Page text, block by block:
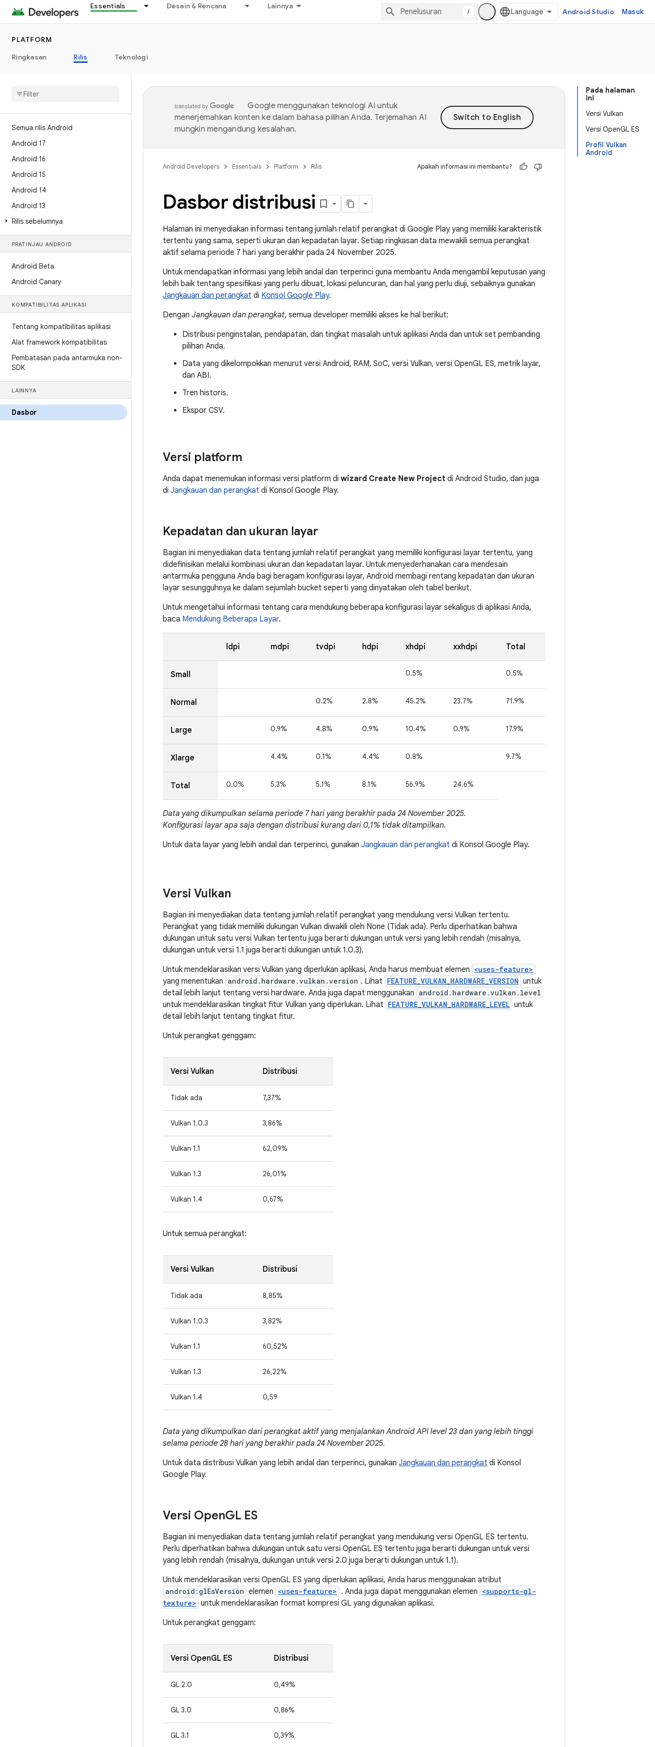
Essentials Desain & Rencana Lainnya
/ Android Studio Masuk
PLATFORM
Ringkasan
Rilis Teknologi
Semua rilis Android
Android 17
Android 16
Android 15
Android 14
Android 13
Rilis sebelumnya
PRATINJAU ANDROID
Android Beta
Android Canary
KOMPATIBILITAS APLIKASI
Tentang kompatibilitas aplikasi
Alat framework kompatibilitas
Pembatasan pada antarmuka non-
SDK
LAINNYA
Dasbor
Pada halaman
ini
Versi Vulkan
Versi OpenGL ES
Profil Vulkan
Android
Google menggunakan teknologi AI untuk
menerjemahkan konten ke dalam bahasa pilihan Anda. Terjemahan AI
mungkin mengandung kesalahan.
Android Developers Essentials Platform Rilis Apakah informasi ini membantu?
Dasbor distribusi
Halaman ini menyediakan informasi tentang jumlah relatif perangkat di Google Play yang memiliki karakteristik
tertentu yang sama, seperti ukuran dan kepadatan layar. Setiap ringkasan data mewakili semua perangkat
aktif selama periode 7 hari yang berakhir pada 24 November 2025.
Untuk mendapatkan informasi yang lebih andal dan terperinci guna membantu Anda mengambil keputusan yang
lebih baik tentang spesifikasi yang perlu dibuat, lokasi peluncuran, dan hal yang perlu diuji, sebaiknya gunakan
Jangkauan dan perangkat di Konsol Google Play.
Dengan Jangkauan dan perangkat, semua developer memiliki akses ke hal berikut:
Distribusi penginstalan, pendapatan, dan tingkat masalah untuk aplikasi Anda dan untuk set pembanding
pilihan Anda.
Data yang dikelompokkan menurut versi Android, RAM, SoC, versi Vulkan, versi OpenGL ES, metrik layar,
dan ABI.
Tren historis.
Ekspor CSV.
Versi Vulkan
Bagian ini menyediakan data tentang jumlah relatif perangkat yang mendukung versi Vulkan tertentu.
Perangkat yang tidak memiliki dukungan Vulkan diwakili oleh None (Tidak ada). Perlu diperhatikan bahwa
dukungan untuk satu versi Vulkan tertentu juga berarti dukungan untuk versi yang lebih rendah (misalnya,
dukungan untuk versi 1.1 juga berarti dukungan untuk 1.0.3).
Untuk mendeklarasikan versi Vulkan yang diperlukan aplikasi, Anda harus membuat elemen <uses-feature>
yang menentukan android.hardware.vulkan.version . Lihat FEATURE_VULKAN_HARDWARE_VERSION untuk
detail lebih lanjut tentang versi hardware. Anda juga dapat menggunakan android.hardware.vulkan.level
untuk mendeklarasikan tingkat fitur Vulkan yang diperlukan. Lihat FEATURE_VULKAN_HARDWARE_LEVEL untuk
detail lebih lanjut tentang tingkat fitur.
Untuk perangkat genggam:
Versi Vulkan Distribusi
Tidak ada 7,37%
Vulkan 1.0.3 3,86%
Vulkan 1.1 62,09%
Vulkan 1.3 26,01%
Vulkan 1.4 0,67%
Untuk semua perangkat:
Versi Vulkan Distribusi
Tidak ada 8,85%
Vulkan 1.0.3 3,82%
Vulkan 1.1 60,52%
Vulkan 1.3 26,22%
Vulkan 1.4 0,59
Data yang dikumpulkan dari perangkat aktif yang menjalankan Android API level 23 dan yang lebih tinggi
selama periode 28 hari yang berakhir pada 24 November 2025.
Untuk data distribusi Vulkan yang lebih andal dan terperinci, gunakan Jangkauan dan perangkat di Konsol
Google Play.
Versi OpenGL ES
Bagian ini menyediakan data tentang jumlah relatif perangkat yang mendukung versi OpenGL ES tertentu.
Perlu diperhatikan bahwa dukungan untuk satu versi OpenGL ES tertentu juga berarti dukungan untuk versi
yang lebih rendah (misalnya, dukungan untuk versi 2.0 juga berarti dukungan untuk 1.1).
Untuk mendeklarasikan versi OpenGL ES yang diperlukan aplikasi, Anda harus menggunakan atribut
android:glEsVersion elemen <uses-feature> . Anda juga dapat menggunakan elemen <supports-gl-
texture> untuk mendeklarasikan format kompresi GL yang digunakan aplikasi.
Untuk perangkat genggam:
Versi OpenGL ES Distribusi
GL 2.0 0,49%
GL 3.0 0,86%
GL 3.1 0,39%